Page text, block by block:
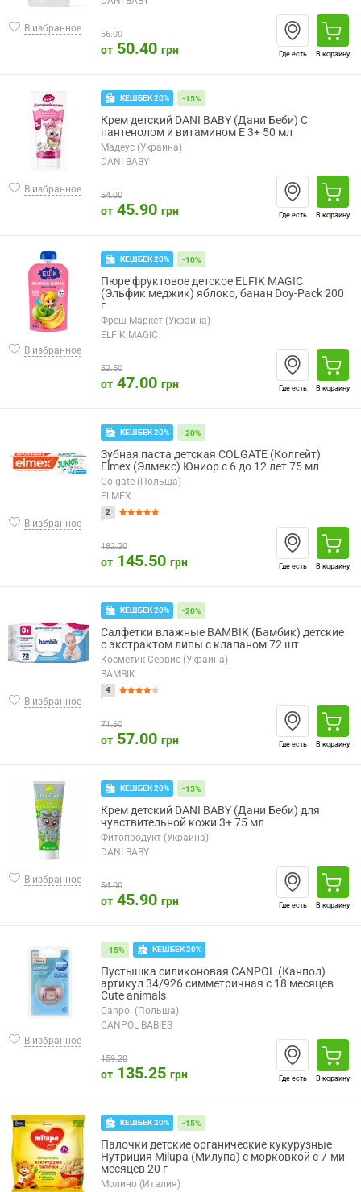
В избранное
56.00
от 50.40 грн Где есть В корзину
В избранное
КЕШБЕК 20% -15%
Крем детский DANI BABY (Дани Беби) С
пантенолом и витамином Е 3+ 50 мл
Мадеус (Украина)
DANI BABY
54.00
от 45.90 грн Где есть В корзину
В избранное
КЕШБЕК 20% -10%
Пюре фруктовое детское ELFIK MAGIC
(Эльфик меджик) яблоко, банан Doy-Pack 200
г
Фреш Маркет (Украина)
ELFIK MAGIC
52.50
от 47.00 грн Где есть В корзину
В избранное
КЕШБЕК 20% -20%
Зубная паста детская COLGATE (Колгейт)
Elmex (Элмекс) Юниор с 6 до 12 лет 75 мл
Colgate (Польша)
ELMEX
2
182.20
от 145.50 грн Где есть В корзину
В избранное
КЕШБЕК 20% -20%
Салфетки влажные BAMBIK (Бамбик) детские
с экстрактом липы с клапаном 72 шт
Косметик Сервис (Украина)
BAMBIK
4
71.60
от 57.00 грн Где есть В корзину
В избранное
КЕШБЕК 20% -15%
Крем детский DANI BABY (Дани Беби) для
чувствительной кожи 3+ 75 мл
Фитопродукт (Украина)
DANI BABY
54.00
от 45.90 грн Где есть В корзину
В избранное
-15% КЕШБЕК 20%
Пустышка силиконовая CANPOL (Канпол)
артикул 34/926 симметричная с 18 месяцев
Cute animals
Canpol (Польша)
CANPOL BABIES
159.20
от 135.25 грн Где есть В корзину
КЕШБЕК 20% -15%
Палочки детские органические кукурузные
Нутриция Milupa (Милупа) с морковкой с 7-ми
месяцев 20 г
Молино (Италия)